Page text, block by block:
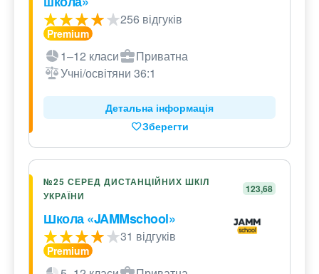
256 відгуків
1–12 класи
Приватна
Учні/освітяни 36:1
Детальна інформація
Зберегти
№25 СЕРЕД ДИСТАНЦІЙНИХ ШКІЛ
УКРАЇНИ
123,68
Школа «JAMMschool»
31 відгуків